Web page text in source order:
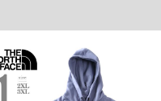
不可とさせて頂いております。予め
対象商品は1本につき税込6,000円以
円+税）となります。）
ざいます。